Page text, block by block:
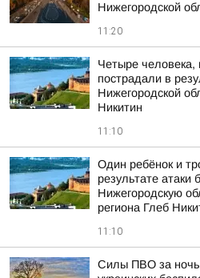
Нижегородской
11:20
Четыре человека,
пострадали в
Нижегородской
Никитин
11:10
Один ребёнок и
результате атаки
Нижегородскую
региона Глеб
11:10
Силы ПВО за ночь